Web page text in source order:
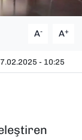
A- A+
- 10:25